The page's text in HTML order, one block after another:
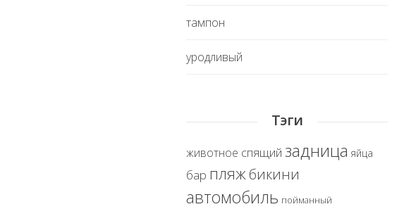
тампон
уродливый
Тэги
животное спящий задница яйца
бар пляжбикини
автомобиль пойманный